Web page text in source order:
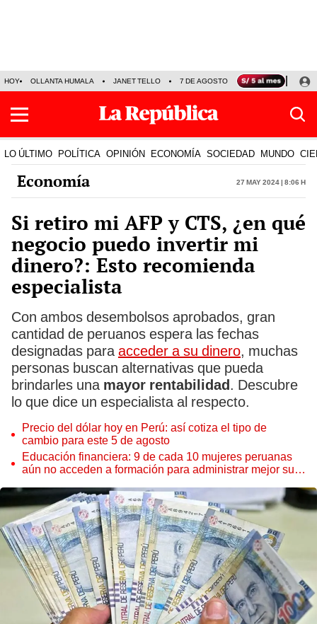
HOY OLLANTA HUMALA JANET TELLO 7 DE AGOSTO TINKA RESULTADOS
LO ÚLTIMO POLÍTICA OPINIÓN ECONOMÍA SOCIEDAD MUNDO
Economía 27 May 2024 | 8:06 h
Si retiro mi AFP y CTS, ¿en qué
negocio puedo invertir mi
dinero?: Esto recomienda
especialista
Con ambos desembolsos aprobados, gran
cantidad de peruanos espera las fechas
designadas para acceder a su dinero, muchas
personas buscan alternativas que pueda
brindarles una mayor rentabilidad. Descubre
lo que dice un especialista al respecto.
Precio del dólar hoy en Perú: así cotiza el tipo de
cambio para este 5 de agosto
Educación financiera: 9 de cada 10 mujeres peruanas
aún no acceden a formación para administrar mejor su